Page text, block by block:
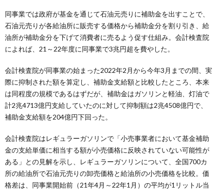
同事業では政府が基金を通じて石油元売りに補助金を出すことで、
石油元売りが各給油所に販売する価格から補助金分を割り引き、給
油所が補助金分を下げて消費者に売るよう促す仕組み。会計検査院
によれば、21～22年度に同事業で3兆円超を費やした。
会計検査院が同事業の始まった2022年2月から今年3月までの間、実
際に抑制された額を算定し、補助金支給額と比較したところ、本来
は同程度の規模であるはずだが、補助金はガソリンと軽油、灯油で
計2兆4713億円支給していたのに対して抑制額は2兆4508億円で、
補助金支給額を204億円下回った。
会計検査院はレギュラーガソリンで「小売事業者において基金補助
金の支給単価に相当する額が小売価格に反映されていない可能性が
ある」との見解を示し、レギュラーガソリンについて、全国700カ
所の給油所で石油元売りの卸売価格と給油所の小売価格を比較。価
格差は、同事業開始前（21年4月～22年1月）の平均が1リットル当